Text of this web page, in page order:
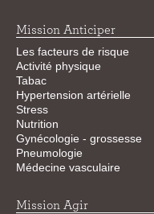
Mission Anticiper
Les facteurs de risque
Activité physique
Tabac
Hypertension artérielle
Stress
Nutrition
Gynécologie - grossesse
Pneumologie
Médecine vasculaire
Mission Agir